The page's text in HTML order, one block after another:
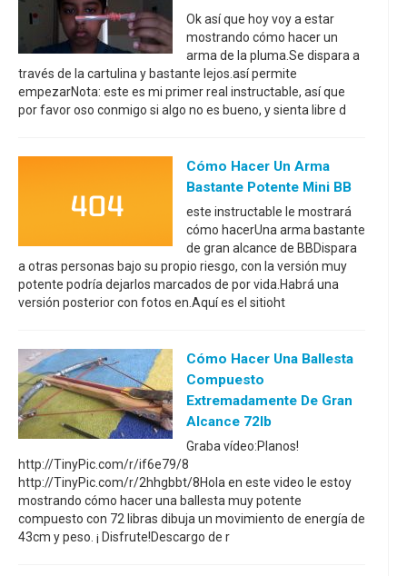
Ok así que hoy voy a estar
mostrando cómo hacer un
arma de la pluma.Se dispara a
través de la cartulina y bastante lejos.así permite
empezarNota: este es mi primer real instructable, así que
por favor oso conmigo si algo no es bueno, y sienta libre d
Cómo Hacer Un Arma
Bastante Potente Mini BB
este instructable le mostrará
cómo hacerUna arma bastante
de gran alcance de BBDispara
a otras personas bajo su propio riesgo, con la versión muy
potente podría dejarlos marcados de por vida.Habrá una
versión posterior con fotos en.Aquí es el sitioht
Cómo Hacer Una Ballesta
Compuesto
Extremadamente De Gran
Alcance 72lb
Graba vídeo:Planos!
http://TinyPic.com/r/if6e79/8
http://TinyPic.com/r/2hhgbbt/8Hola en este video le estoy
mostrando cómo hacer una ballesta muy potente
compuesto con 72 libras dibuja un movimiento de energía de
43cm y peso. ¡ Disfrute!Descargo de r